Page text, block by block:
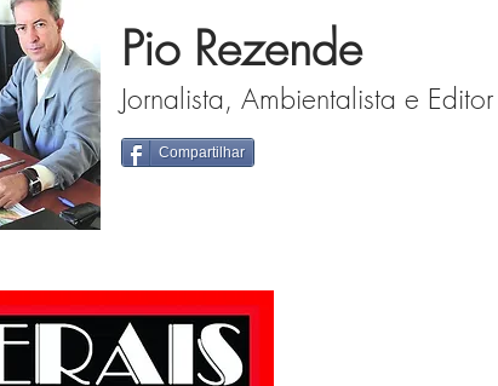
Pio Rezende
Jornalista, Ambientalista e Editor
Compartilhar